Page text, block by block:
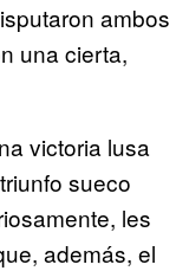
ambos
una cierta,
victoria lusa
sueco
les
además, el